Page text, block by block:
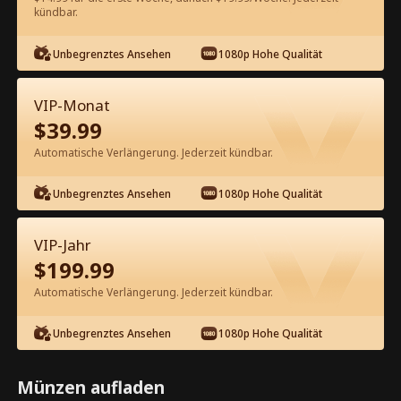
60 Jetzt entsperren
Kostenlos in der App ansehen
Episode 29 - Geh weg, Stiefmutter, du
hast es ganz falsch! Kompletter Film
0-49 50-55
29 30 31 32 33
kündbar.
Unbegrenztes Ansehen 1080p Hohe Qualität
VIP-Monat
$39.99
Automatische Verlängerung. Jederzeit kündbar.
Unbegrenztes Ansehen 1080p Hohe Qualität
VIP-Jahr
$199.99
Automatische Verlängerung. Jederzeit kündbar.
Unbegrenztes Ansehen 1080p Hohe Qualität
Münzen aufladen